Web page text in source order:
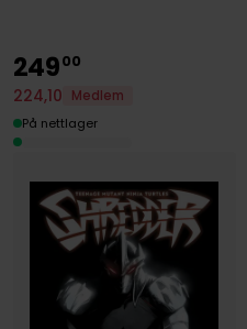
24900
224,10
Medlem
På nettlager